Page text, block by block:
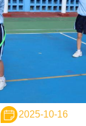
2025-10-16